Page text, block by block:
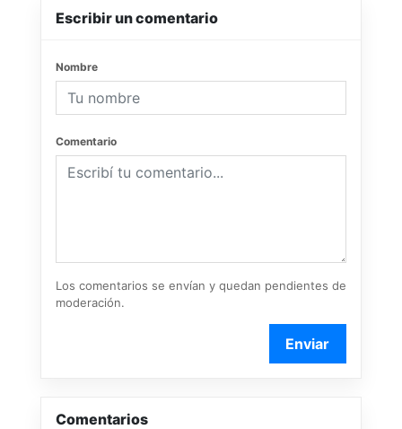
Escribir un comentario
Nombre
Comentario
Los comentarios se envían y quedan pendientes de
moderación.
Enviar
Comentarios